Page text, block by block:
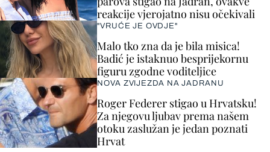
reakcije vjerojatno nisu očekivali
"VRUĆE JE OVDJE"
Malo tko zna da je bila misica!
Badić je istaknuo besprijekornu
figuru zgodne voditeljice
NOVA ZVIJEZDA NA JADRANU
Roger Federer stigao u Hrvatsku!
Za njegovu ljubav prema našem
otoku zaslužan je jedan poznati
Hrvat